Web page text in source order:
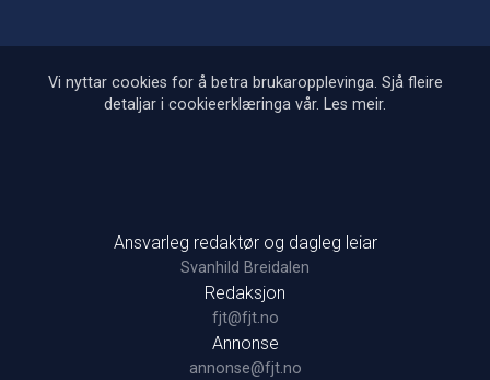
Vi nyttar cookies for å betra brukaropplevinga. Sjå fleire
detaljar i cookieerklæringa vår. Les meir.
Ansvarleg redaktør og dagleg leiar
Svanhild Breidalen
Redaksjon
fjt@fjt.no
Annonse
annonse@fjt.no